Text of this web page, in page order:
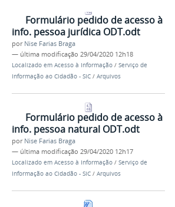
Formulário pedido de acesso à
info. pessoa jurídica ODT.odt
por Nise Farias Braga
— última modificação 29/04/2020 12h18
Localizado em Acesso à Informação / Serviço de
Informação ao Cidadão - SIC / Arquivos
Formulário pedido de acesso à
info. pessoa natural ODT.odt
por Nise Farias Braga
— última modificação 29/04/2020 12h17
Localizado em Acesso à Informação / Serviço de
Informação ao Cidadão - SIC / Arquivos